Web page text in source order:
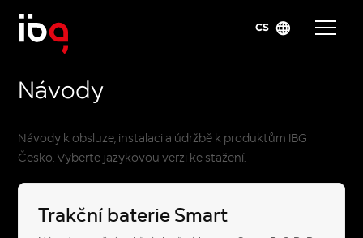
CS
Návody
Návody k obsluze, instalaci a údržbě k produktům IBG
Česko. Vyberte jazykovou verzi ke stažení.
Trakční baterie Smart